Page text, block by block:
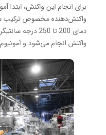
برای انجام این واکنش، ابتدا
واکنش‌دهنده مخصوص ترکیب
دمای 200 تا 250
واکنش انجام می‌شود و